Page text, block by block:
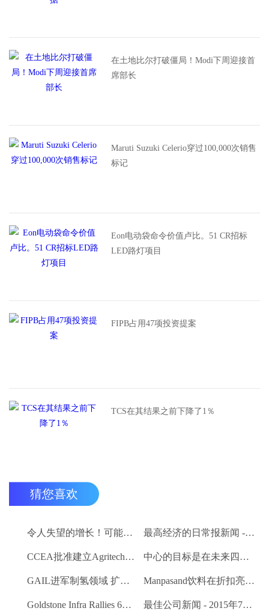
在土地比尔打破僵局！Modi下周迎接首
席部长
Maruti Suzuki Celerio穿过100,000次销售
标记
Eon电动袋命令价值卢比。51 CR招标
LED路灯项目
FIPB占用47项投资提案
TCS在其结果之前下降了1％
猜您喜欢
令人失望的增长！可能在下面的估计值为2.7％ 最高经济的日常报新闻 - 2015年7月9日
CCEA批准建立Agritech基础设施基金;卢比的分配预算。200亿卢比 中心的目标是在未来四个月内创建一个包含8000万农民的数据库
GAIL进军制氢领域 扩大其可再生能源产品组合 Manpasand饮料在折扣亮相时交易
Goldstone Infra Rallies 6％;计划出售聚合物绝缘人司 最佳公司新闻 - 2015年7月8日